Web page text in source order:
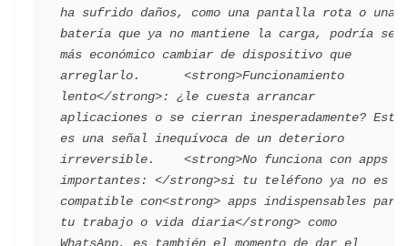
ha sufrido daños, como una pantalla rota o una
batería que ya no mantiene la carga, podría ser
más económico cambiar de dispositivo que
arreglarlo.      <strong>Funcionamiento
lento</strong>: ¿le cuesta arrancar
aplicaciones o se cierran inesperadamente? Esto
es una señal inequívoca de un deterioro
irreversible.    <strong>No funciona con apps
importantes: </strong>si tu teléfono ya no es
compatible con<strong> apps indispensables para
tu trabajo o vida diaria</strong> como